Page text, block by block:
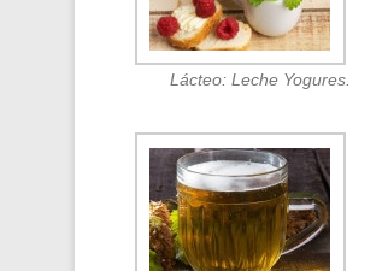
Lácteo: Leche Yogures.